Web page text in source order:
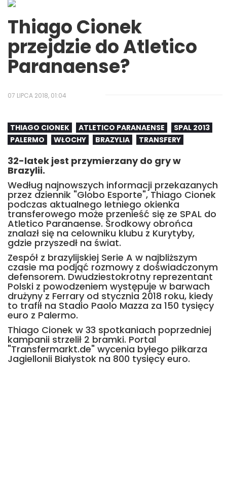
Thiago Cionek
przejdzie do Atletico
Paranaense?
07 LIPCA 2018, 01:04
THIAGO CIONEK ATLETICO PARANAENSE
SPAL 2013
PALERMO
WŁOCHY BRAZYLIA TRANSFERY
32-latek jest przymierzany do gry w
Brazylii.
Według najnowszych informacji przekazanych
przez dziennik "Globo Esporte", Thiago Cionek
podczas aktualnego letniego okienka
transferowego może przenieść się ze SPAL do
Atletico Paranaense. Środkowy obrońca
znalazł się na celowniku klubu z Kurytyby,
gdzie przyszedł na świat.
Zespół z brazylijskiej Serie A w najbliższym
czasie ma podjąć rozmowy z doświadczonym
defensorem. Dwudziestokrotny reprezentant
Polski z powodzeniem występuje w barwach
drużyny z Ferrary od stycznia 2018 roku, kiedy
to trafił na Stadio Paolo Mazza za 150 tysięcy
euro z Palermo.
Thiago Cionek w 33 spotkaniach poprzedniej
kampanii strzelił 2 bramki. Portal
"Transfermarkt.de" wycenia byłego piłkarza
Jagiellonii Białystok na 800 tysięcy euro.